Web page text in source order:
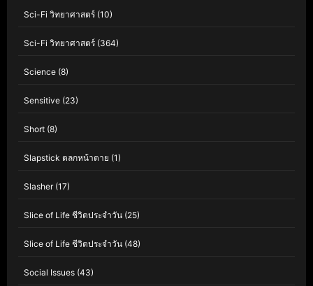
Sci-Fi วิทยาศาสตร์ (10)
Sci-Fi วิทยาศาสตร์ (364)
Science (8)
Sensitive (23)
Short (8)
Slapstick ตลกหน้าตาย (1)
Slasher(17)
Slice of Life ชีวิตประจำวัน (25)
Slice of Life ชีวิตประจำวัน (48)
Social Issues (43)